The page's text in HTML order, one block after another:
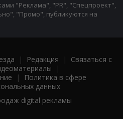
"Реклама", "PR", "Спецпроект",
"Промо", публикуются на
| Редакция | Связаться с
|
|
Политика в сфере
данных
digital рекламы